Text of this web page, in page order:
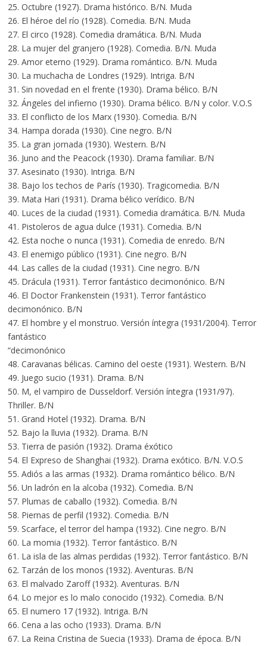
25. Octubre (1927). Drama histórico. B/N. Muda
26. El héroe del río (1928). Comedia. B/N. Muda
27. El circo (1928). Comedia dramática. B/N. Muda
28. La mujer del granjero (1928). Comedia. B/N. Muda
29. Amor eterno (1929). Drama romántico. B/N. Muda
30. La muchacha de Londres (1929). Intriga. B/N
31. Sin novedad en el frente (1930). Drama bélico. B/N
32. Ángeles del infierno (1930). Drama bélico. B/N y color. V.O.S
33. El conflicto de los Marx (1930). Comedia. B/N
34. Hampa dorada (1930). Cine negro. B/N
35. La gran jornada (1930). Western. B/N
36. Juno and the Peacock (1930). Drama familiar. B/N
37. Asesinato (1930). Intriga. B/N
38. Bajo los techos de París (1930). Tragicomedia. B/N
39. Mata Hari (1931). Drama bélico verídico. B/N
40. Luces de la ciudad (1931). Comedia dramática. B/N. Muda
41. Pistoleros de agua dulce (1931). Comedia. B/N
42. Esta noche o nunca (1931). Comedia de enredo. B/N
43. El enemigo público (1931). Cine negro. B/N
44. Las calles de la ciudad (1931). Cine negro. B/N
45. Drácula (1931). Terror fantástico decimonónico. B/N
46. El Doctor Frankenstein (1931). Terror fantástico
decimonónico. B/N
47. El hombre y el monstruo. Versión íntegra (1931/2004). Terror
fantástico
“decimonónico
48. Caravanas bélicas. Camino del oeste (1931). Western. B/N
49. Juego sucio (1931). Drama. B/N
50. M, el vampiro de Dusseldorf. Versión íntegra (1931/97).
Thriller. B/N
51. Grand Hotel (1932). Drama. B/N
52. Bajo la lluvia (1932). Drama. B/N
53. Tierra de pasión (1932). Drama éxótico
54. El Expreso de Shanghai (1932). Drama exótico. B/N. V.O.S
55. Adiós a las armas (1932). Drama romántico bélico. B/N
56. Un ladrón en la alcoba (1932). Comedia. B/N
57. Plumas de caballo (1932). Comedia. B/N
58. Piernas de perfil (1932). Comedia. B/N
59. Scarface, el terror del hampa (1932). Cine negro. B/N
60. La momia (1932). Terror fantástico. B/N
61. La isla de las almas perdidas (1932). Terror fantástico. B/N
62. Tarzán de los monos (1932). Aventuras. B/N
63. El malvado Zaroff (1932). Aventuras. B/N
64. Lo mejor es lo malo conocido (1932). Comedia. B/N
65. El numero 17 (1932). Intriga. B/N
66. Cena a las ocho (1933). Drama. B/N
67. La Reina Cristina de Suecia (1933). Drama de época. B/N